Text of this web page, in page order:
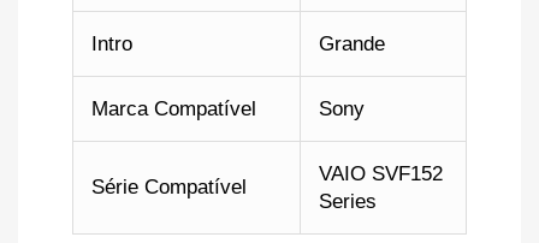
Intro Grande
Marca Compatível Sony
Série Compatível
VAIO SVF152
Series